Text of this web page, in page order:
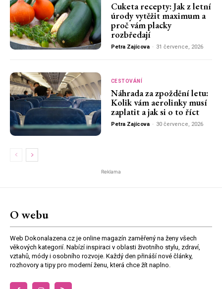
Cuketa recepty: Jak z letní
úrody vytěžit maximum a
proč vám placky
rozbředají
Petra Zajícova - 31 července, 2026
CESTOVÁNÍ
Náhrada za zpoždění letu:
Kolik vám aerolinky musí
zaplatit a jak si o to říct
Petra Zajícova - 30 července, 2026
Reklama
O webu
Web Dokonalazena.cz je online magazín zaměřený na ženy všech
věkových kategorií. Nabízí inspiraci v oblasti životního stylu, zdraví,
vztahů, módy i osobního rozvoje. Každý den přináší nové články,
rozhovory a tipy pro moderní ženu, která chce žít naplno.